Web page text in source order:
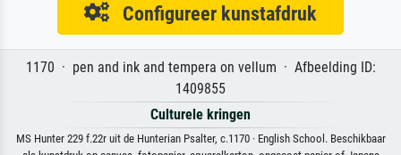
Configureer kunstafdruk
1170 · pen and ink and tempera on vellum · Afbeelding ID:
1409855
Culturele kringen
MS Hunter 229 f.22r uit de Hunterian Psalter, c.1170 · English School. Beschikbaar